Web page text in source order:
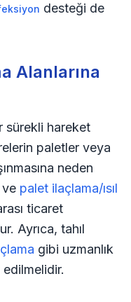
desteği de
Alanlarına
sürekli hareket
paletler veya
neden
ve palet ilaçlama/ısıl
ticaret
Ayrıca, tahıl
gibi uzmanlık